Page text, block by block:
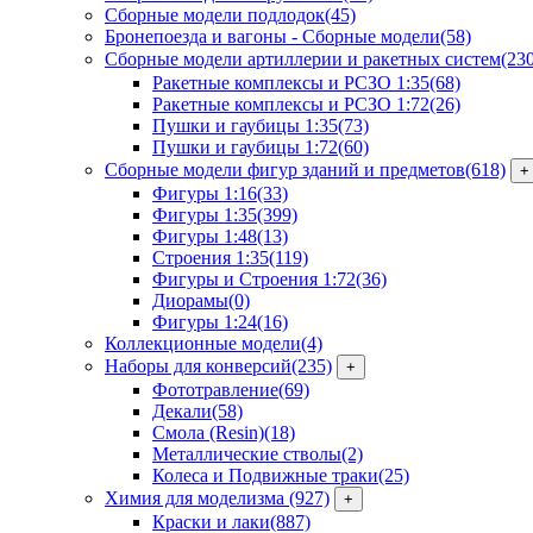
Сборные модели подлодок(45)
Бронепоезда и вагоны - Сборные модели(58)
Сборные модели артиллерии и ракетных систем
Ракетные комплексы и РСЗО 1:35(68)
Ракетные комплексы и РСЗО 1:72(26)
Пушки и гаубицы 1:35(73)
Пушки и гаубицы 1:72(60)
Сборные модели фигур зданий и предметов(618) +
Фигуры 1:16(33)
Фигуры 1:35(399)
Фигуры 1:48(13)
Строения 1:35(119)
Фигуры и Строения 1:72(36)
Диорамы(0)
Фигуры 1:24(16)
Коллекционные модели(4)
Наборы для конверсий(235) +
Фототравление(69)
Декали(58)
Смола (Resin)(18)
Металлические стволы(2)
Колеса и Подвижные траки(25)
Химия для моделизма (927) +
Краски и лаки(887)